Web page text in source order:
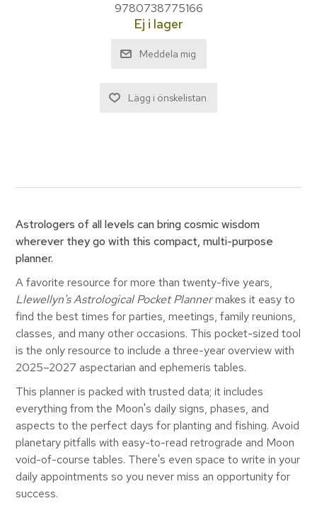
9780738775166
Ej i lager
Astrologers of all levels can bring cosmic wisdom
wherever they go with this compact, multi-purpose
planner.
A favorite resource for more than twenty-five years,
Llewellyn's Astrological Pocket Plannermakes it easy to
find the best times for parties, meetings, family reunions,
classes, and many other occasions. This pocket-sized tool
is the only resource to include a three-year overview with
2025–2027 aspectarian and ephemeris tables.
This planner is packed with trusted data; it includes
everything from the Moon's daily signs, phases, and
aspects to the perfect days for planting and fishing. Avoid
planetary pitfalls with easy-to-read retrograde and Moon
void-of-course tables. There's even space to write in your
daily appointments so you never miss an opportunity for
success.